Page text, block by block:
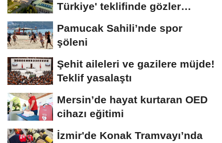
Türkiye' teklifinde gözler
Pamucak Sahili’nde spor
şöleni
Şehit aileleri ve gazilere müjde!
Teklif yasalaştı
Mersin’de hayat kurtaran OED
cihazı eğitimi
İzmir'de Konak Tramvayı’nda